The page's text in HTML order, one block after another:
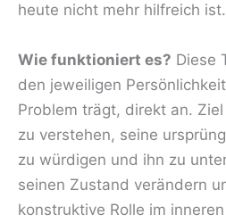
heute nicht mehr hilfreich ist.
Wie funktioniert es? Diese
den jeweiligen
Problem trägt, direkt an.
zu verstehen, seine
zu würdigen und ihn zu
seinen Zustand verändern
konstruktive Rolle im